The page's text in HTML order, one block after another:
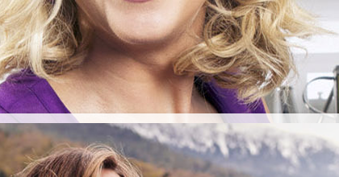
PIECZYSTE POD
CHMURKĄ!
Przepisy na grilla;-)